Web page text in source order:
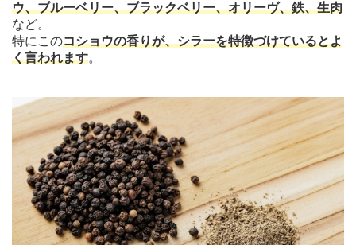
ウ、ブルーベリー、ブラックベリー、オリーヴ、鉄、生肉
など。
特にこのコショウの香りが、シラーを特徴づけているとよ
く言われます。